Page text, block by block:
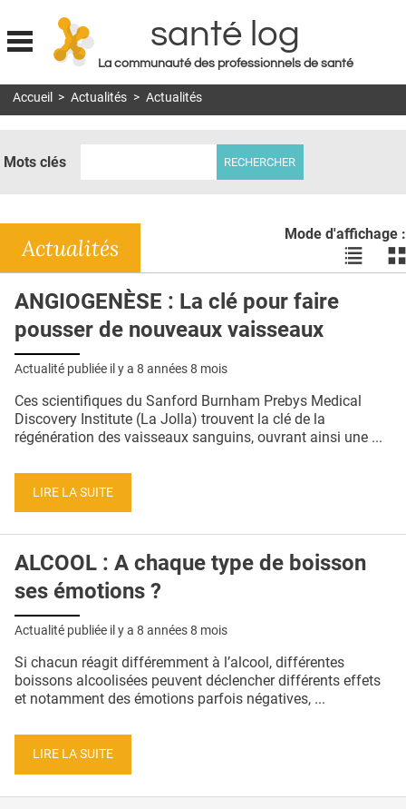
Jump to navigation
santé log
La communauté des professionnels de santé
MON COMPTE
DOSSIERS
RÉSEAUX
E-REVUE SAD
THÉMA
QUI SOMMES-NOUS ?
CONDITIONS GÉNÉRALES
CRÉDITS
Accueil > Actualités > Actualités
Mots clés
Mode d'affichage :
Voir
les
les
Actualités
ANGIOGENÈSE : La clé pour faire
pousser de nouveaux vaisseaux
Actualité publiée il y a 8 années 8 mois
Ces scientifiques du Sanford Burnham Prebys Medical
Discovery Institute (La Jolla) trouvent la clé de la
régénération des vaisseaux sanguins, ouvrant ainsi une ...
LIRE LA SUITE
ALCOOL : A chaque type de boisson
ses émotions ?
Actualité publiée il y a 8 années 8 mois
Si chacun réagit différemment à l’alcool, différentes
boissons alcoolisées peuvent déclencher différents effets
et notamment des émotions parfois négatives, ...
LIRE LA SUITE